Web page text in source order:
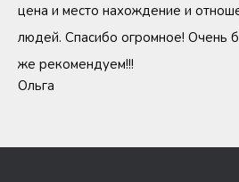
цена и место нахождение и
людей. Спасибо огромное! Очень
же рекомендуем!!!
Ольга